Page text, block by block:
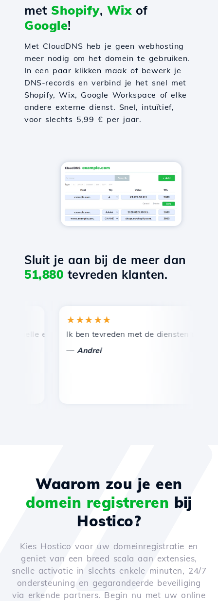
met Shopify, Wixof
Google!
Met CloudDNS heb je geen webhosting
meer nodig om het domein te gebruiken.
In een paar klikken maak of bewerk je
DNS-records en verbind je het snel met
Shopify, Wix, Google Workspace of elke
andere externe dienst. Snel, intuïtief,
voor slechts 5,99 € per jaar.
Sluit je aan bij de meer dan
51,880 tevreden klanten.
en efficiënte technische ondersteuning.
★★★★★
Ik ben tevreden met de diensten die door
Andrei
Waarom zou je een
domein registreren bij
Hostico?
Kies Hostico voor uw domeinregistratie en
geniet van een breed scala aan extensies,
snelle activatie in slechts enkele minuten, 24/7
ondersteuning en gegarandeerde beveiliging
via erkende partners. Begin nu met uw online